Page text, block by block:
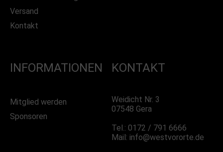
Versand
Kontakt
INFORMATIONEN
Mitglied werden
Sponsoren
KONTAKT
Weidicht Nr. 3
07548 Gera
Tel.: 0172 / 791 6666
Mail: info@westvororte.de